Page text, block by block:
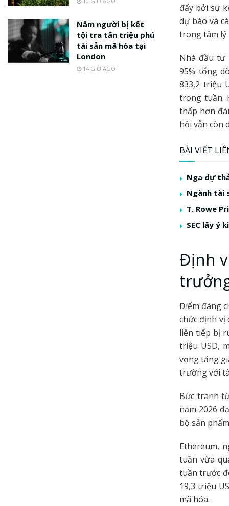
đẩy bởi sự
dự báo và
trong tâm lý
Nhà đầu tư
95% tổng
833,2 triệu
trong tuần.
thấp hơn
hồi vẫn còn
BÀI VIẾT
Nga dự
Ngành tài
T. Rowe
SEC lấy ý
Định
Điểm đáng
chức định vị
liên tiếp bị
triệu USD,
vọng tăng
trường với
Bức tranh
năm 2026
bộ sản
Ethereum,
tuần vừa
tuần trước
19,3 triệu
mã hóa.
Năm người bị kết
tội tra tấn triệu phú
tài sản mã hóa tại
London
14 GIỜ AGO